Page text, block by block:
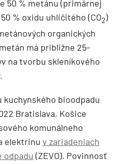
50 % metánu (primárnej
% oxidu uhličitého (CO2)
organických
má približne 25-
na tvorbu skleníkového
kuchynského bioodpadu
Bratislava, Košice
komunálneho
elektrinu v zariadeniach
odpadu (ZEVO). Povinnosť